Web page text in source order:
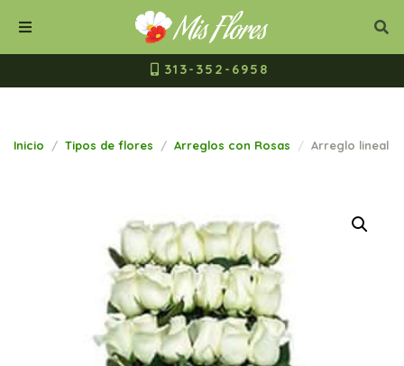
Cerrar
Buscar
313-352-6958
Inicio Tipos de flores Arreglos con Rosas Arreglo lineal